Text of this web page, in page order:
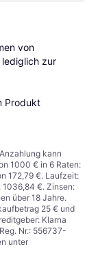
von
zur
Produkt
kann
1000 € in 6 Raten:
172,79 €. Laufzeit:
1036,84 €. Zinsen:
über 18 Jahre.
25 € und
Klarna
Nr.: 556737-
unter